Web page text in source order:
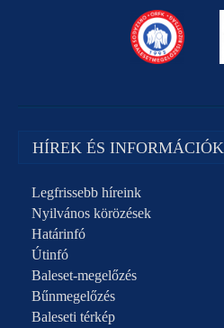
HÍREK ÉS INFORMÁCIÓK
Legfrissebb híreink
Nyilvános körözések
Határinfó
Útinfó
Baleset-megelőzés
Bűnmegelőzés
Baleseti térkép